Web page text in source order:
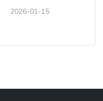
2026-01-15